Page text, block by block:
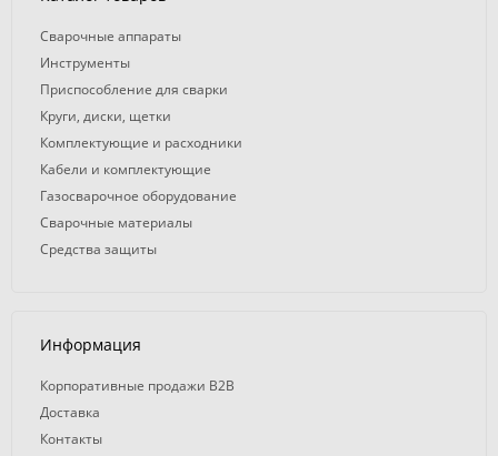
Сварочные аппараты
Инструменты
Приспособление для сварки
Круги, диски, щетки
Комплектующие и расходники
Кабели и комплектующие
Газосварочное оборудование
Сварочные материалы
Средства защиты
Информация
Корпоративные продажи B2B
Доставка
Контакты